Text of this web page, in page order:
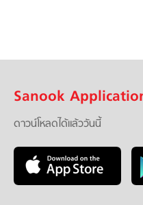
Sanook
ดาวน์โหลดได้แล้ววันนี้